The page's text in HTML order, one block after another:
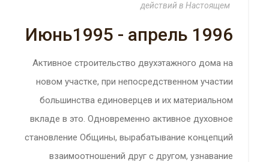
действий в Настоящем
Июнь1995 - апрель 1996
Активное строительство двухэтажного дома на
новом участке, при непосредственном участии
большинства единоверцев и их материальном
вкладе в это. Одновременно активное духовное
становление Общины, вырабатывание концепций
взаимоотношений друг с другом, узнавание